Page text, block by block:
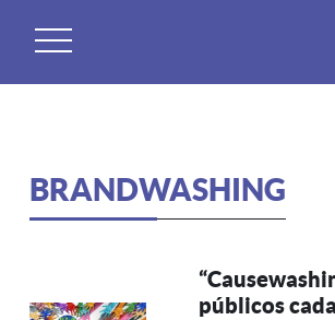
BRANDWASHING
públicos